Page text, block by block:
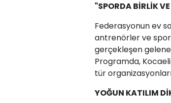
"SPORDA BİRLİK
Federasyonun ev
antrenörler ve spor
gerçekleşen
Programda,
tür
YOĞUN KATILIM